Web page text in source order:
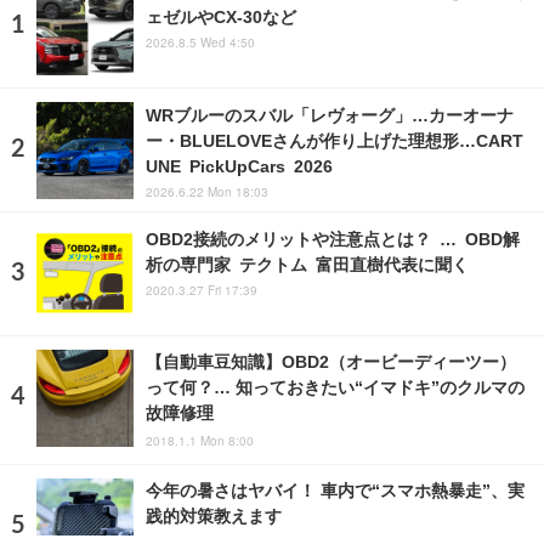
ェゼルやCX-30など
2026.8.5 Wed 4:50
WRブルーのスバル「レヴォーグ」…カーオーナ
ー・BLUELOVEさんが作り上げた理想形…CART
UNE PickUpCars 2026
2026.6.22 Mon 18:03
OBD2接続のメリットや注意点とは？ … OBD解
析の専門家 テクトム 富田直樹代表に聞く
2020.3.27 Fri 17:39
【自動車豆知識】OBD2（オービーディーツー）
って何？… 知っておきたい“イマドキ”のクルマの
故障修理
2018.1.1 Mon 8:00
今年の暑さはヤバイ！ 車内で“スマホ熱暴走”、実
践的対策教えます